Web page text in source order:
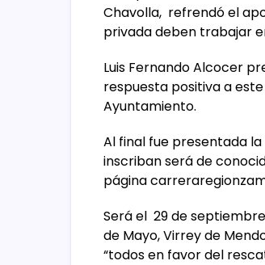
Chavolla, refrendó el
privada deben trabajar
Luis Fernando Alcocer
respuesta positiva a
Ayuntamiento.
Al final fue presentada
inscriban será de
página
Será el 29 de
de Mayo, Virrey de
“todos en favor del